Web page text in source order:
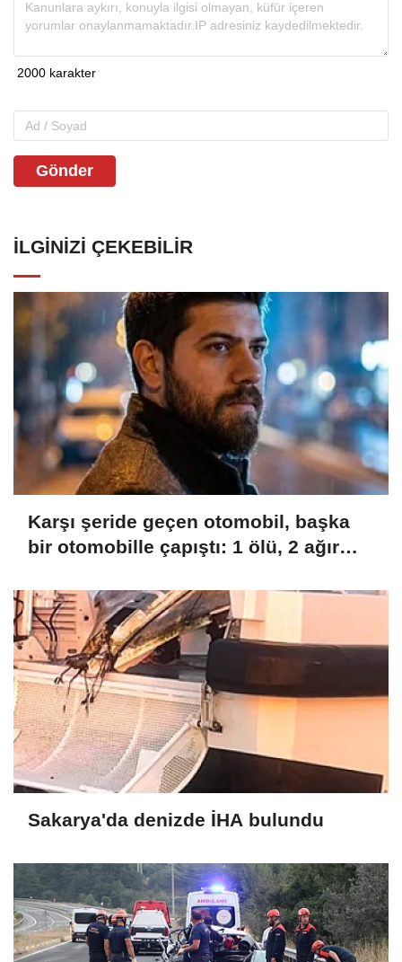
Gönder
İLGINIZI ÇEKEBILIR
Karşı şeride geçen otomobil, başka
bir otomobille çapıştı: 1 ölü, 2 ağır
Sakarya'da denizde İHA bulundu